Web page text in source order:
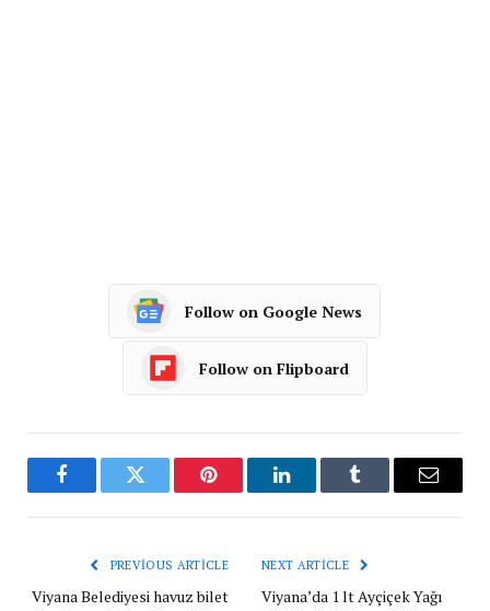
Follow on Google News
Follow on Flipboard
FacebookTwitter Pinterest LinkedInTumblr Email
PREVIOUS ARTICLE
Viyana Belediyesi havuz bilet
NEXT ARTICLE
Viyana’da 1 lt Ayçiçek Yağı